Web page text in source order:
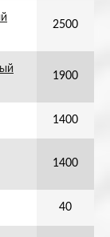
2500
1900
1400
1400
40